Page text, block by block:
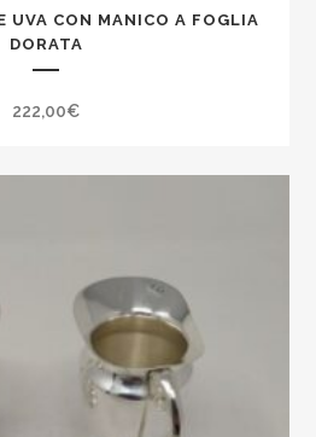
UVA CON MANICO A FOGLIA
DORATA
222,00€